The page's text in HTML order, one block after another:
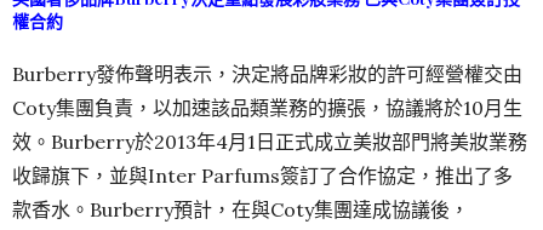
權合約
Burberry發佈聲明表示，決定將品牌彩妝的許可經營權交由
Coty集團負責，以加速該品類業務的擴張，協議將於10月生
效。Burberry於2013年4月1日正式成立美妝部門將美妝業務
收歸旗下，並與Inter Parfums簽訂了合作協定，推出了多
款香水。Burberry預計，在與Coty集團達成協議後，